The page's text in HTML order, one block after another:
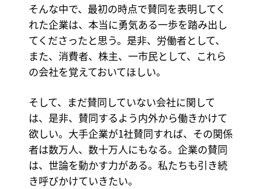
そんな中で、最初の時点で賛同を表明してく
れた企業は、本当に勇気ある一歩を踏み出し
てくださったと思う。是非、労働者として、
また、消費者、株主、一市民として、これら
の会社を覚えておいてほしい。
そして、まだ賛同していない会社に関して
は、是非、賛同するよう内外から働きかけて
欲しい。大手企業が1社賛同すれば、その関係
者は数万人、数十万人にもなる。企業の賛同
は、世論を動かす力がある。私たちも引き続
き呼びかけていきたい。